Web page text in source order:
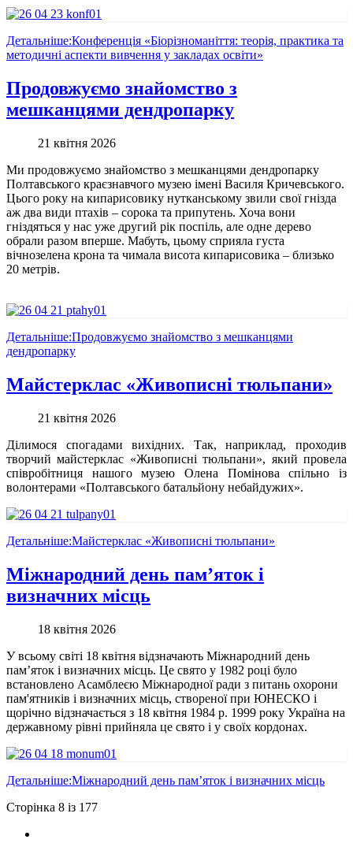
Детальніше:Конференція «Біорізноманіття: теорія, практика та
методичні аспекти вивчення у закладах освіти»
Продовжуємо знайомство з
мешканцями дендропарку
21 квітня 2026
Ми продовжуємо знайомство з мешканцями дендропарку
Полтавського краєзнавчого музею імені Василя Кричевського.
Цього року на кипарисовику нутканському звили свої гнізда
аж два види птахів – сорока та припутень. Хоча вони
гніздяться у нас уже другий рік поспіль, але одне дерево
обрали разом вперше. Мабуть, цьому сприяла густа
вічнозелена крона та чимала висота кипарисовика – близько
20 метрів.
Детальніше:Продовжуємо знайомство з мешканцями
дендропарку
Майстерклас «Живописні тюльпани»
21 квітня 2026
Ділимося спогадами вихідних. Так, наприклад, проходив
творчий майстерклас «Живописні тюльпани», який провела
співробітниця нашого музею Олена Помінова спільно із
волонтерами «Полтавського батальйону небайдужих».
Детальніше:Майстерклас «Живописні тюльпани»
Міжнародний день пам’яток і
визначних місць
18 квітня 2026
У всьому світі 18 квітня відзначають Міжнародний день
пам’яток і визначних місць. Це свято у 1982 році було
встановлено Асамблеєю Міжнародної ради з питань охорони
пам'ятників і визначних місць, створеної при ЮНЕСКО і
щорічно відзначається з 18 квітня 1984 р. 1999 року Україна на
державному рівні прийняла це свято і у своїх кордонах.
Детальніше:Міжнародний день пам’яток і визначних місць
Сторінка 8 із 177